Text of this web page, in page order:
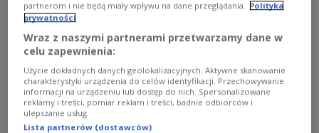
jednorazowe wsparcie finansowe skierowane do
osób zatrudnionych lub współpracujących z
placówkami polonijnymi działającymi poza
granicami Rzeczypospolitej Polskiej. Program jest
przeznaczony dla nauczycieli, którzy prowadzą
nauczanie języka polskiego lub zajęcia w języku
polskim oraz wykonują swoją pracę najpóźniej od 1
partnerom i nie będą miały wpływu na dane przeglądania.
Polityka
prywatności
Wraz z naszymi partnerami przetwarzamy dane w
celu zapewnienia:
Użycie dokładnych danych geolokalizacyjnych. Aktywne skanowanie
charakterystyki urządzenia do celów identyfikacji. Przechowywanie
informacji na urządzeniu lub dostęp do nich. Spersonalizowane
reklamy i treści, pomiar reklam i treści, badnie odbiorców i
ulepszanie usług.
Lista partnerów (dostawców)